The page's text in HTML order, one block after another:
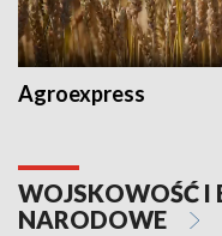
Agroexpress
WOJSKOWOŚĆ I
NARODOWE